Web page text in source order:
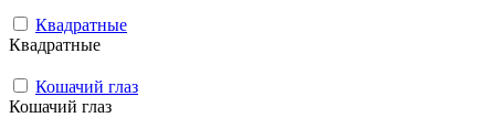
Квадратные
Квадратные
Кошачий глаз
Кошачий глаз